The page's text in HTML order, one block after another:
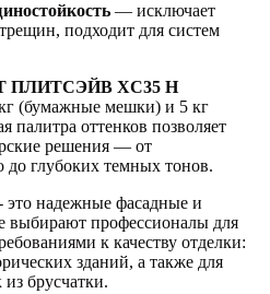
— исключает
подходит для систем
ПЛИТСЭЙВ XC35 Н
кг (бумажные мешки) и 5 кг
палитра оттенков позволяет
решения — от
до глубоких темных тонов.
надежные фасадные и
выбирают профессионалы для
к качеству отделки:
зданий, а также для
брусчатки.